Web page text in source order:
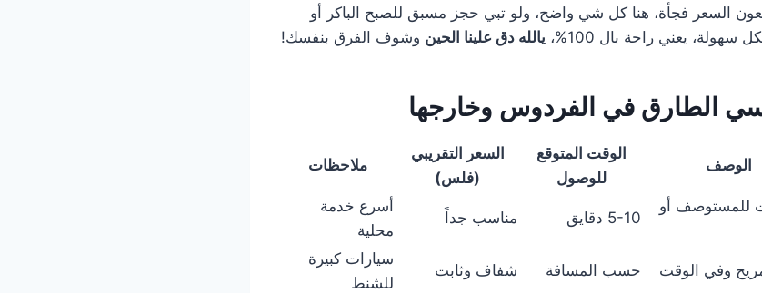
السعر فجأة، هنا كل شي واضح، ولو تبي حجز مسبق للصبح الباكر أو
يعني راحة بال 100%،
يالله دق علينا الحين وشوف الفرق بنفسك!
الطارق في الفردوس وخارجها
الوصف
الوقت المتوقع
للوصول
السعر التقريبي
(فلس)
ملاحظات
للمستوصف أو
5-10 دقايق مناسب جداً
أسرع خدمة
محلية
وفي الوقت حسب المسافة شفاف وثابت
سيارات كبيرة
للشنط